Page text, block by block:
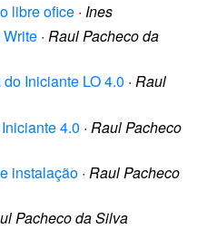
libre ofice · Ines
· Raul Pacheco da
Iniciante LO 4.0 · Raul
4.0 · Raul Pacheco
instalação · Raul Pacheco
Pacheco da Silva